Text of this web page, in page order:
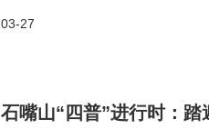
03-27
石嘴山“四普”进行时：